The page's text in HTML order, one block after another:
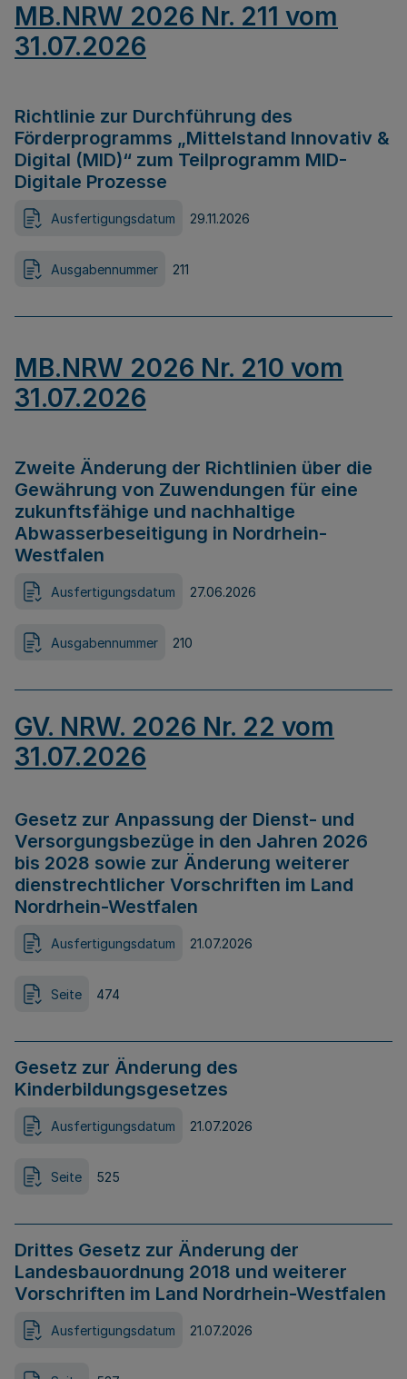
MB.NRW 2026 Nr. 211 vom
31.07.2026
Richtlinie zur Durchführung des
Förderprogramms „Mittelstand Innovativ &
Digital (MID)“ zum Teilprogramm MID-
Digitale Prozesse
Ausfertigungsdatum 29.11.2026
Ausgabennummer 211
MB.NRW 2026 Nr. 210 vom
31.07.2026
Zweite Änderung der Richtlinien über die
Gewährung von Zuwendungen für eine
zukunftsfähige und nachhaltige
Abwasserbeseitigung in Nordrhein-
Westfalen
Ausfertigungsdatum 27.06.2026
Ausgabennummer 210
GV. NRW. 2026 Nr. 22 vom
31.07.2026
Gesetz zur Anpassung der Dienst- und
Versorgungsbezüge in den Jahren 2026
bis 2028 sowie zur Änderung weiterer
dienstrechtlicher Vorschriften im Land
Nordrhein-Westfalen
Ausfertigungsdatum 21.07.2026
Seite 474
Gesetz zur Änderung des
Kinderbildungsgesetzes
Ausfertigungsdatum 21.07.2026
Seite 525
Drittes Gesetz zur Änderung der
Landesbauordnung 2018 und weiterer
Vorschriften im Land Nordrhein-Westfalen
Ausfertigungsdatum 21.07.2026